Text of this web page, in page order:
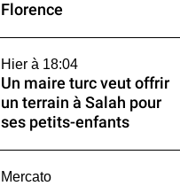
Florence
Hier à 18:04
Un maire turc veut offrir
un terrain à Salah pour
ses petits-enfants
Mercato